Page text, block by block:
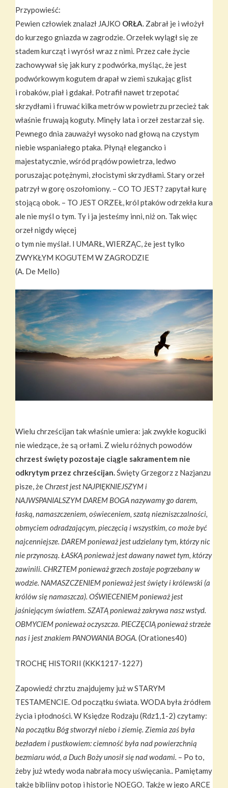
Przypowieść:
Pewien człowiek znalazł JAJKO ORŁA. Zabrał je i włożył
do kurzego gniazda w zagrodzie. Orzełek wylągł się ze
stadem kurcząt i wyrósł wraz z nimi. Przez całe życie
zachowywał się jak kury z podwórka, myśląc, że jest
podwórkowym kogutem drapał w ziemi szukając glist
i robaków, piał i gdakał. Potrafił nawet trzepotać
skrzydłami i fruwać kilka metrów w powietrzu przecież tak
właśnie fruwają koguty. Minęły lata i orzeł zestarzał się.
Pewnego dnia zauważył wysoko nad głową na czystym
niebie wspaniałego ptaka. Płynął elegancko i
majestatycznie, wśród prądów powietrza, ledwo
poruszając potężnymi, złocistymi skrzydłami. Stary orzeł
patrzył w gorę oszołomiony. – CO TO JEST? zapytał kurę
stojącą obok. – TO JEST ORZEŁ, król ptaków odrzekła kura
ale nie myśl o tym. Ty i ja jesteśmy inni, niż on. Tak więc
orzeł nigdy więcej
o tym nie myślał. I UMARŁ, WIERZĄC, że jest tylko
ZWYKŁYM KOGUTEM W ZAGRODZIE
(A. De Mello)
Wielu chrześcijan tak właśnie umiera: jak zwykłe koguciki
nie wiedzące, że są orłami. Z wielu różnych powodów
chrzest święty pozostaje ciągle sakramentem nie
odkrytym przez chrześcijan.Święty Grzegorz z Nazjanzu
pisze, żeChrzest jest NAJPIĘKNIEJSZYM i
NAJWSPANIALSZYM DAREM BOGA nazywamy go darem,
łaską, namaszczeniem, oświeceniem, szatą niezniszczalności,
obmyciem odradzającym, pieczęcią i wszystkim, co może być
najcenniejsze. DAREM ponieważ jest udzielany tym, którzy nic
nie przynoszą. ŁASKĄ ponieważ jest dawany nawet tym, którzy
zawinili. CHRZTEM ponieważ grzech zostaje pogrzebany w
wodzie. NAMASZCZENIEM ponieważ jest święty i królewski (a
królów się namaszcza). OŚWIECENIEM ponieważ jest
jaśniejącym światłem. SZATĄ ponieważ zakrywa nasz wstyd.
OBMYCIEM ponieważ oczyszcza. PIECZĘCIĄ ponieważ strzeże
nas i jest znakiem PANOWANIA BOGA. (Orationes40)
TROCHĘ HISTORII (KKK1217-1227)
Zapowiedź chrztu znajdujemy już w STARYM
TESTAMENCIE. Od początku świata. WODA była źródłem
życia i płodności. W Księdze Rodzaju (Rdz1,1-2) czytamy:
Na początku Bóg stworzył niebo i ziemię. Ziemia zaś była
bezładem i pustkowiem: ciemność była nad powierzchnią
bezmiaru wód, a Duch Boży unosił się nad wodami. – Po to,
żeby już wtedy woda nabrała mocy uświęcania.. Pamiętamy
także biblijny potop i historię NOEGO. Także w jego ARCE